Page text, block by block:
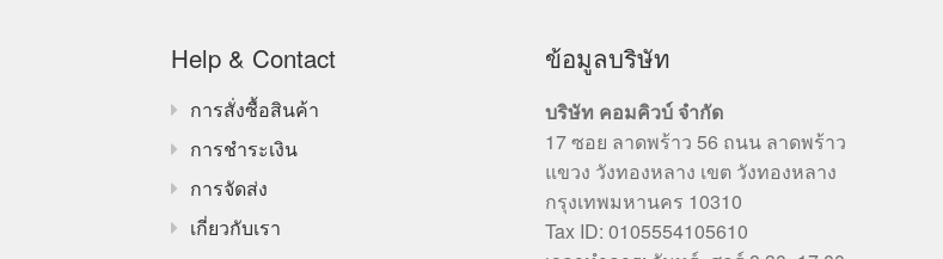
Help & Contact
การสั่งซื้อสินค้า
การชำระเงิน
การจัดส่ง
เกี่ยวกับเรา
ข้อมูลบริษัท
บริษัท คอมคิวบ์ จำกัด
17 ซอย ลาดพร้าว 56 ถนน ลาดพร้าว
แขวง วังทองหลาง เขต วังทองหลาง
กรุงเทพมหานคร 10310
Tax ID: 0105554105610